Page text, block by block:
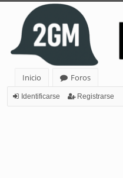
Inicio Foros
Identificarse Registrarse